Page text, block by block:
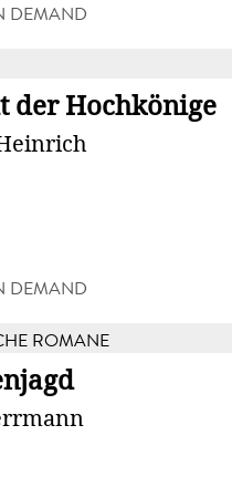
DEMAND
der Hochkönige
DEMAND
ROMANE